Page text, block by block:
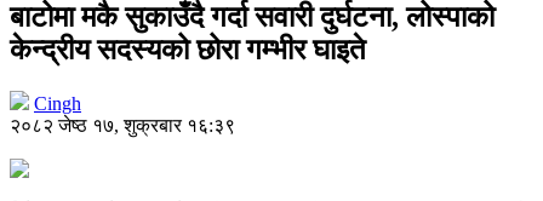
बाटोमा मकै सुकाउँदै गर्दा सवारी दुर्घटना, लोस्पाको
केन्द्रीय सदस्यको छोरा गम्भीर घाइते
Cingh
२०८२ जेष्ठ १७, शुक्रबार १६:३९